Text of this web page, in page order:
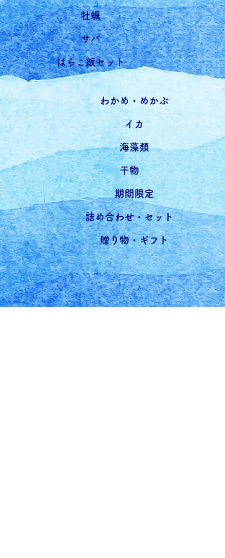
牡蠣
サバ
はらこ飯セット
わかめ・めかぶ
イカ
海藻類
干物
期間限定
詰め合わせ・セット
贈り物・ギフト